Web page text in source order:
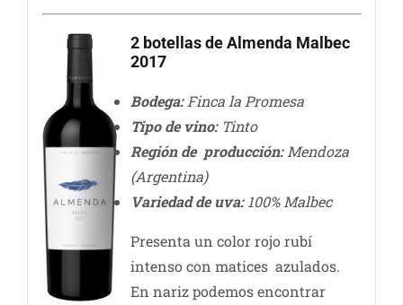
2 botellas de Almenda Malbec
2017
Bodega:Finca la Promesa
Tipo de vino:Tinto
Región de producción:Mendoza
(Argentina)
Variedad de uva:100% Malbec
Presenta un color rojo rubí
intenso con matices azulados.
En nariz podemos encontrar